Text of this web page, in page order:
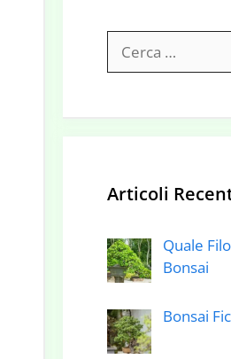
per:
Articoli
Quale
Bonsai
Bonsai